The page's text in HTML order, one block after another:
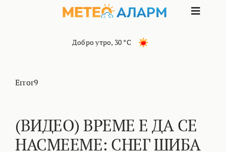
Toggle
ИНТЕРЕСНО
Добро утро, 30 °C
Error9
(ВИДЕО) ВРЕМЕ Е ДА СЕ
НАСМЕЕМЕ: СНЕГ ШИБА